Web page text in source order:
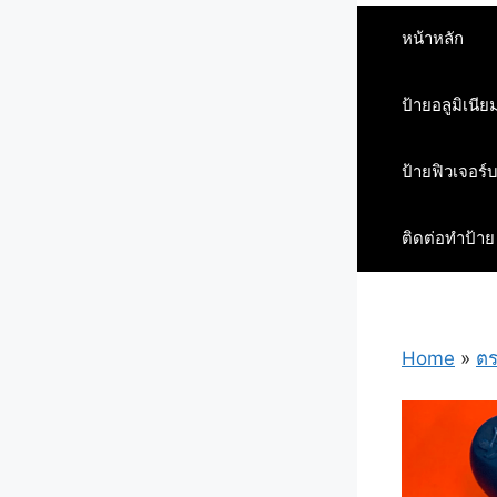
หน้าหลัก
ป้ายอลูมิเนีย
ป้ายฟิวเจอร์
ติดต่อทำป้าย
Home » ต